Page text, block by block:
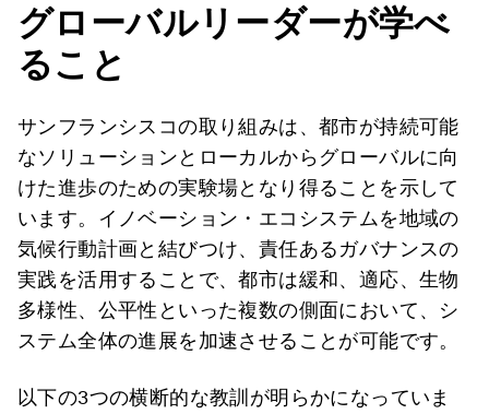
グローバルリーダーが学べ
ること
サンフランシスコの取り組みは、都市が持続可能
なソリューションとローカルからグローバルに向
けた進歩のための実験場となり得ることを示して
います。イノベーション・エコシステムを地域の
気候行動計画と結びつけ、責任あるガバナンスの
実践を活用することで、都市は緩和、適応、生物
多様性、公平性といった複数の側面において、シ
ステム全体の進展を加速させることが可能です。
以下の3つの横断的な教訓が明らかになっていま